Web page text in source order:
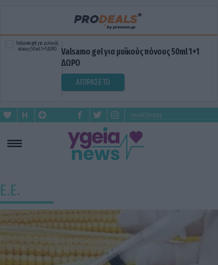
Valsamo gel για μυϊκούς πόνους 50ml 1+1
ΔΩΡΟ
ΑΓΟΡΑΣΕ ΤΟ
Ε.Ε.